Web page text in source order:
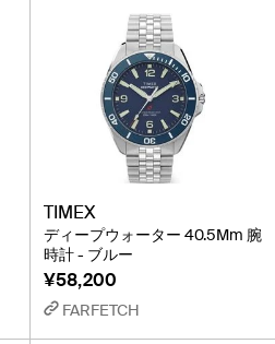
TIMEX
ディープウォーター 40.5Mm 腕
時計 - ブルー
¥58,200
FARFETCH